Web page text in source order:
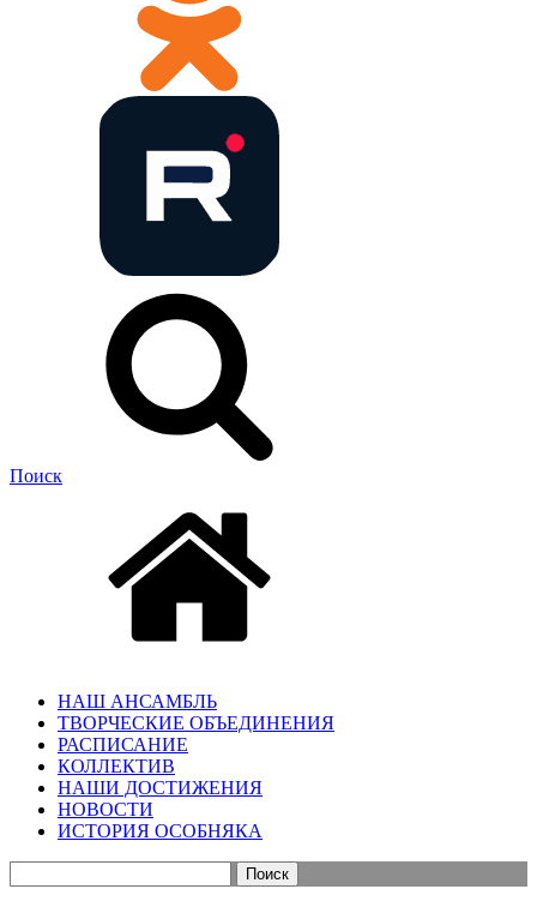
Поиск
НАШ АНСАМБЛЬ
ТВОРЧЕСКИЕ ОБЪЕДИНЕНИЯ
РАСПИСАНИЕ
КОЛЛЕКТИВ
НАШИ ДОСТИЖЕНИЯ
НОВОСТИ
ИСТОРИЯ ОСОБНЯКА